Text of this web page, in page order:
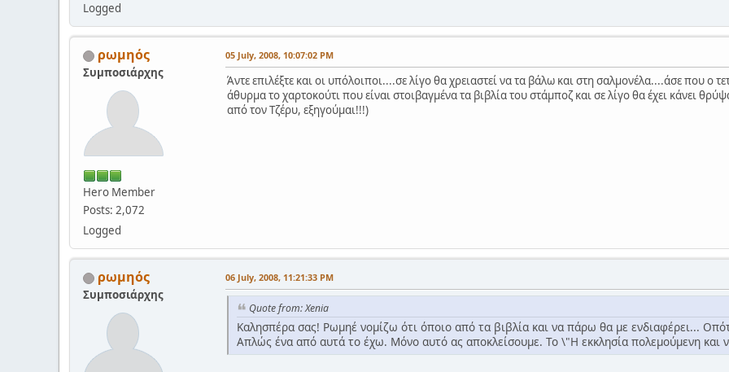
Logged
ρωμηός
Συμποσιάρχης
Hero Member
Posts: 2,072
Logged
05 July, 2008, 10:07:02 PM
Άντε επιλέξτε και οι υπόλοιποι....σε λίγο θα χρειαστεί να τα βάλω και στη σαλμονέλα....άσε που ο
άθυρμα το χαρτοκούτι που είναι στοιβαγμένα τα βιβλία του στάμποζ και σε λίγο θα έχει κάνει
από τον Τζέρυ, εξηγούμαι!!!)
ρωμηός
Συμποσιάρχης
06 July, 2008, 11:21:33 PM
Quote from: Xenia
Καλησπέρα σας! Ρωμηέ νομίζω ότι όποιο από τα βιβλία και να πάρω θα με ενδιαφέρει...
Απλώς ένα από αυτά το έχω. Μόνο αυτό ας αποκλείσουμε. Το \"Η εκκλησία πολεμούμενη και